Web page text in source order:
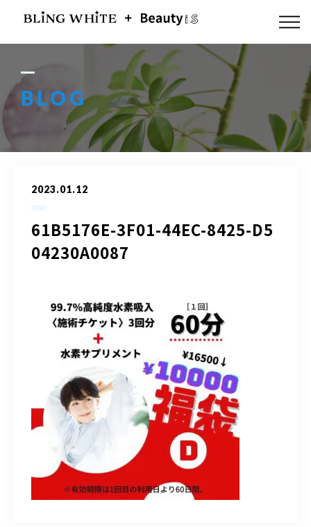
BLOG
2023.01.12
61B5176E-3F01-44EC-8425-D5
04230A0087
ABOUT US
FLOW
MENU
ACCESS
090-9859-5917
平日 10：00～21：00
土日 10：00～20：00
祝日 10：00～20：00（不定休）
ご予約はこちら